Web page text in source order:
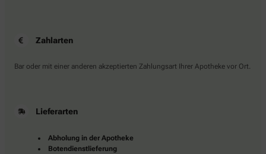
Zahlarten
Bar oder mit einer anderen akzeptierten Zahlungsart Ihrer Apotheke vor Ort.
Lieferarten
Abholung in der Apotheke
Botendienstlieferung